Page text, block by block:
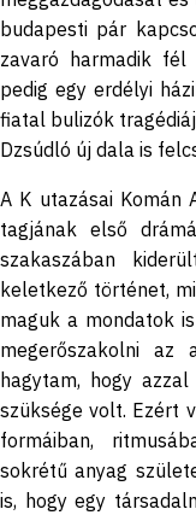
budapesti pár
zavaró harmadik
pedig egy erdélyi
fiatal bulizók
Dzsúdló új dala is
A K utazásai Komán
tagjának első
szakaszában
keletkező történet,
maguk a mondatok
megerőszakolni
hagytam, hogy
szüksége volt. Ezért
formáiban,
sokrétű anyag
is, hogy egy